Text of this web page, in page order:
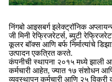
निंगबो आइसबर्ग इलेक्ट्रॉनिक
जी मिनी रेफ्रिजरेटर्स, ब्युटी
कूलर बॉक्स आणि बर्फ निर्मात्यांचे
उत्पादन एकत्रित करते.
कंपनीची स्थापना २०१५ मध्ये झाली
कर्मचारी आहेत, ज्यात १७ संशोधन
व्यवस्थापन कर्मचारी आणि २५ विक्री